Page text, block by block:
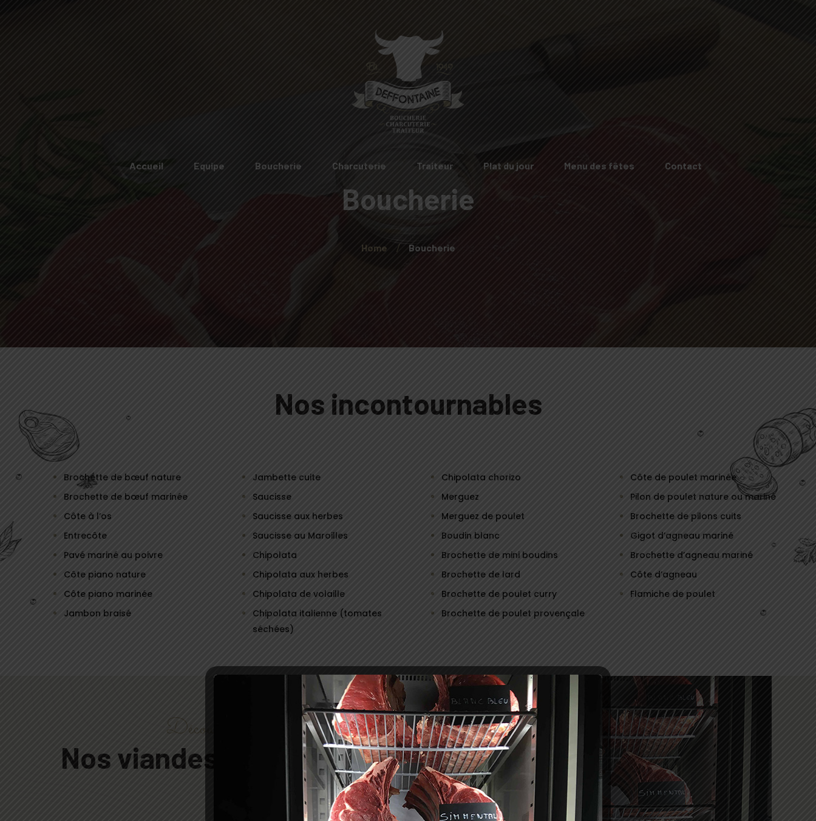
Accueil Equipe Boucherie Charcuterie Traiteur Plat du jour Menu des fêtes Contact
Boucherie
Home Boucherie
Nos incontournables
Brochette de bœuf nature
Brochette de bœuf marinée
Côte à l’os
Entrecôte
Pavé mariné au poivre
Côte piano nature
Côte piano marinée
Jambon braisé
Jambette cuite
Saucisse
Saucisse aux herbes
Saucisse au Maroilles
Chipolata
Chipolata aux herbes
Chipolata de volaille
Chipolata italienne (tomates
séchées)
Chipolata chorizo
Merguez
Merguez de poulet
Boudin blanc
Brochette de mini boudins
Brochette de lard
Brochette de poulet curry
Brochette de poulet provençale
Côte de poulet marinée
Pilon de poulet nature ou mariné
Brochette de pilons cuits
Gigot d’agneau mariné
Brochette d’agneau mariné
Côte d’agneau
Flamiche de poulet
Découvrez
Nos viandes maturées